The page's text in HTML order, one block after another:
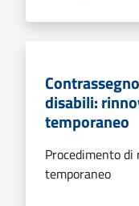
disabili:
temporaneo
Procedimento
temporaneo